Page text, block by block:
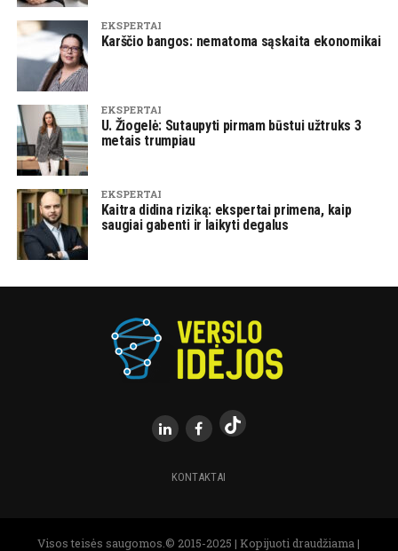
EKSPERTAI
Karščio bangos: nematoma sąskaita ekonomikai
EKSPERTAI
U. Žiogelė: Sutaupyti pirmam būstui užtruks 3
metais trumpiau
EKSPERTAI
Kaitra didina riziką: ekspertai primena, kaip
saugiai gabenti ir laikyti degalus
KONTAKTAI
Visos teisės saugomos.© 2015-2025 | Kopijuoti draudžiama |